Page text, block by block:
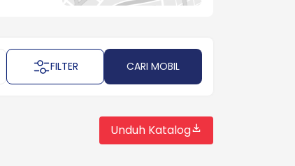
FILTER CARI MOBIL
Unduh Katalog